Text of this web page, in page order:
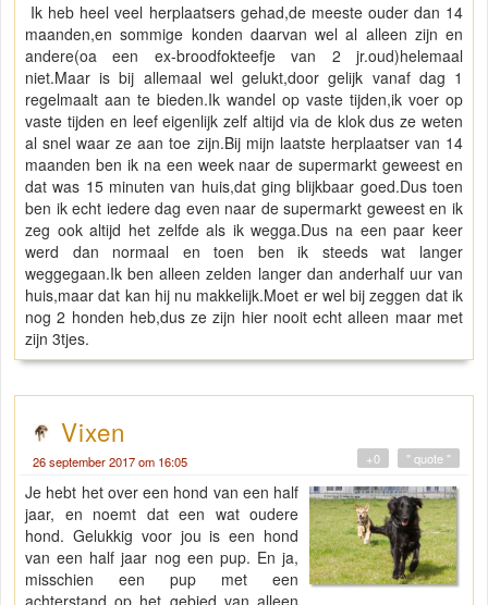
Ik heb heel veel herplaatsers gehad,de meeste ouder dan 14
maanden,en sommige konden daarvan wel al alleen zijn en
andere(oa een ex-broodfokteefje van 2 jr.oud)helemaal
niet.Maar is bij allemaal wel gelukt,door gelijk vanaf dag 1
regelmaalt aan te bieden.Ik wandel op vaste tijden,ik voer op
vaste tijden en leef eigenlijk zelf altijd via de klok dus ze weten
al snel waar ze aan toe zijn.Bij mijn laatste herplaatser van 14
maanden ben ik na een week naar de supermarkt geweest en
dat was 15 minuten van huis,dat ging blijkbaar goed.Dus toen
ben ik echt iedere dag even naar de supermarkt geweest en ik
zeg ook altijd het zelfde als ik wegga.Dus na een paar keer
werd dan normaal en toen ben ik steeds wat langer
weggegaan.Ik ben alleen zelden langer dan anderhalf uur van
huis,maar dat kan hij nu makkelijk.Moet er wel bij zeggen dat ik
nog 2 honden heb,dus ze zijn hier nooit echt alleen maar met
zijn 3tjes.
Vixen
26 september 2017 om 16:05 " quote "
+0
Je hebt het over een hond van een half
jaar, en noemt dat een wat oudere
hond. Gelukkig voor jou is een hond
van een half jaar nog een pup. En ja,
misschien een pup met een